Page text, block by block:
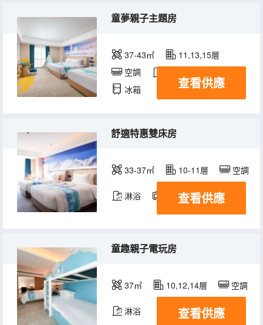
童夢親子主題房
37-43㎡
11,13,15層
空調
冰箱
查看供應
舒適特惠雙床房
33-37㎡ 10-11層 空調
淋浴 電視機 冰箱
查看供應
童趣親子電玩房
37㎡ 10,12,14層 空調
淋浴 查看供應